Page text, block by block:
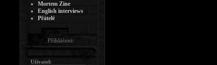
Mortem Zine
English interviews
Přátelé
Přihlášení:
Uživatel: